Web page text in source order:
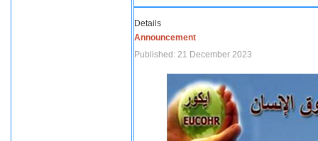
Details
Announcement
Published: 21 December 2023